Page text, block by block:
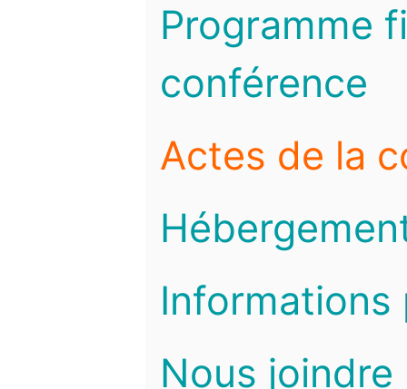
Programme
conférence
Actes de la
Informations
Nous joindre